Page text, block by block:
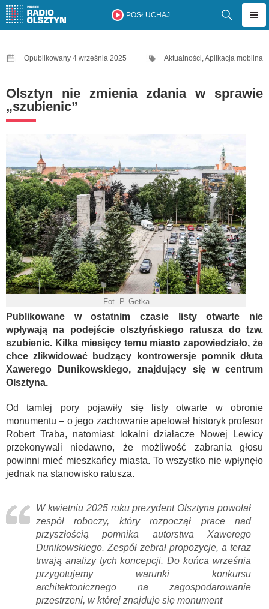
POSŁUCHAJ
Opublikowany 4 września 2025 Aktualności,Aplikacja mobilna
Olsztyn nie zmienia zdania w sprawie
„szubienic”
Fot. P. Getka
Publikowane w ostatnim czasie listy otwarte nie
wpływają na podejście olsztyńskiego ratusza do tzw.
szubienic. Kilka miesięcy temu miasto zapowiedziało, że
chce zlikwidować budzący kontrowersje pomnik dłuta
Xawerego Dunikowskiego, znajdujący się w centrum
Olsztyna.
Od tamtej pory pojawiły się listy otwarte w obronie
monumentu – o jego zachowanie apelował historyk profesor
Robert Traba, natomiast lokalni działacze Nowej Lewicy
przekonywali niedawno, że możliwość zabrania głosu
powinni mieć mieszkańcy miasta. To wszystko nie wpłynęło
jednak na stanowisko ratusza.
W kwietniu 2025 roku prezydent Olsztyna powołał
zespół roboczy, który rozpoczął prace nad
przyszłością pomnika autorstwa Xawerego
Dunikowskiego. Zespół zebrał propozycje, a teraz
trwają analizy tych koncepcji. Do końca września
przygotujemy warunki konkursu
architektonicznego na zagospodarowanie
przestrzeni, w której znajduje się monument